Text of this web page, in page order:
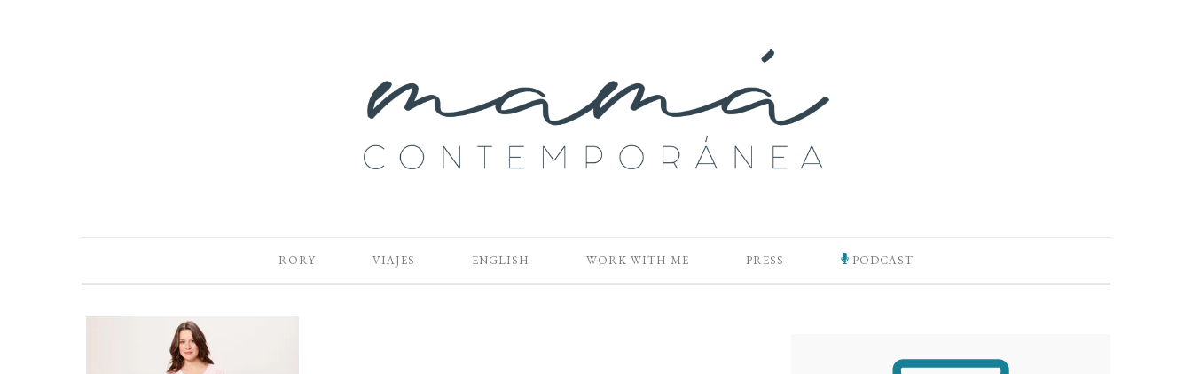
RORY VIAJES ENGLISH WORK WITH ME PRESS PODCAST